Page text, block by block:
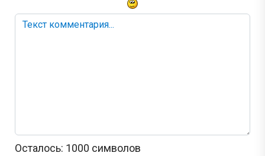
Осталось: 1000 символов